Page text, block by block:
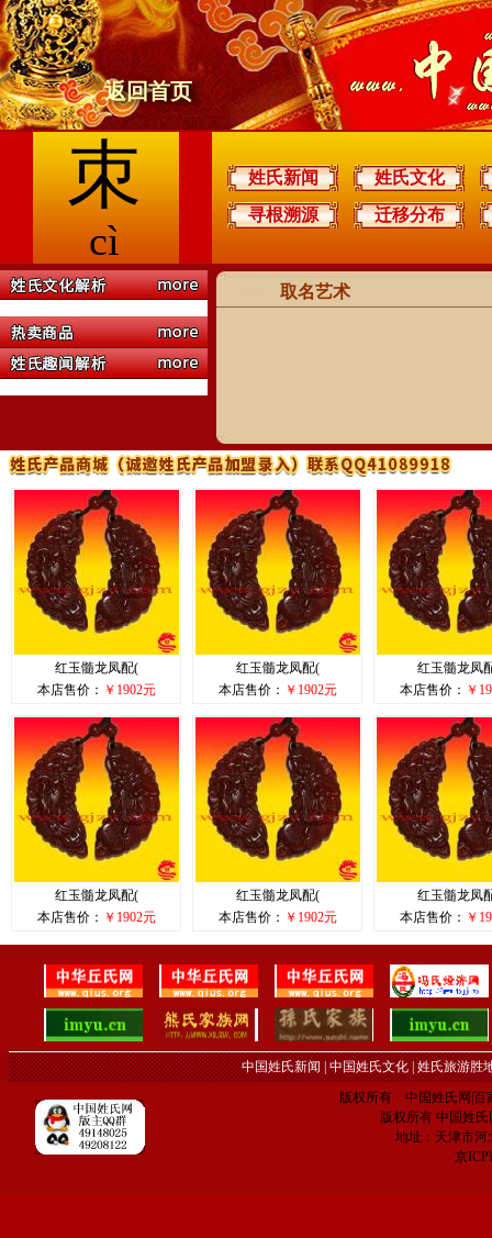
返回首页
朿
cì
姓氏新闻
姓氏文化
寻根溯源
迁移分布
取名艺术
红玉髓龙凤配(
本店售价： ￥1902元
红玉髓龙凤配(
本店售价： ￥1902元
红玉髓龙凤
本店售价： ￥
红玉髓龙凤配(
本店售价： ￥1902元
红玉髓龙凤配(
本店售价： ￥1902元
红玉髓龙凤
本店售价： ￥
中国姓氏新闻|中国姓氏文化|姓氏旅游胜
版权所有 中国姓氏网|百
版权所有 中国姓氏
地址：天津市河
京ICP